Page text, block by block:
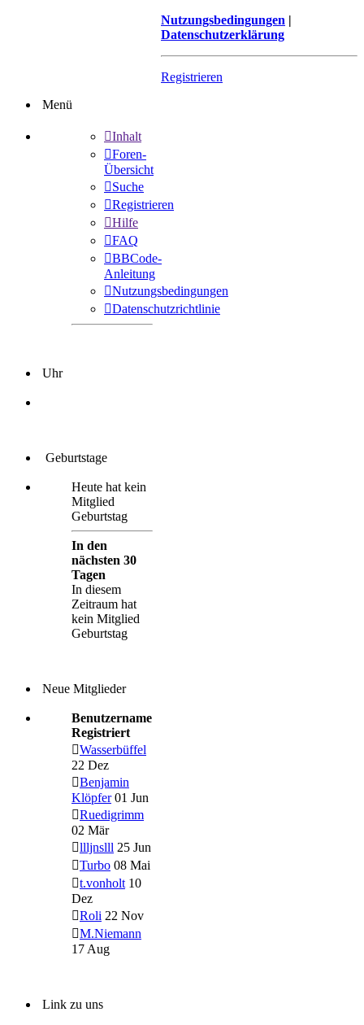
Nutzungsbedingungen |
Datenschutzerklärung
Registrieren
Menü
Inhalt
Foren-
Übersicht
Suche
Registrieren
Hilfe
FAQ
BBCode-
Anleitung
Nutzungsbedingungen
Datenschutzrichtlinie
Uhr
Geburtstage
Heute hat kein
Mitglied
Geburtstag
In den
nächsten 30
Tagen
In diesem
Zeitraum hat
kein Mitglied
Geburtstag
Neue Mitglieder
Benutzername
Registriert
Wasserbüffel
22 Dez
Benjamin
Klöpfer 01 Jun
Ruedigrimm
02 Mär
llljnslll 25 Jun
Turbo 08 Mai
t.vonholt 10
Dez
Roli 22 Nov
M.Niemann
17 Aug
Link zu uns